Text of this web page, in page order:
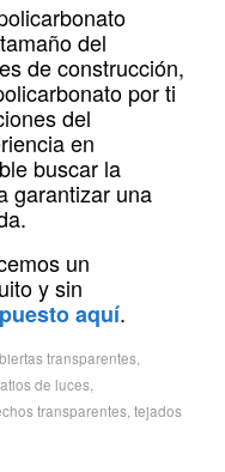
del
de construcción,
por ti
del
en
buscar la
garantizar una
un
y sin
aquí.
transparentes,
de luces,
transparentes, tejados